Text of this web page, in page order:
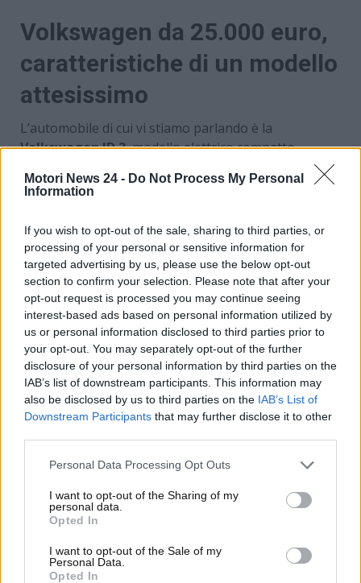
Motori News 24 - Do Not Process My Personal
Information
If you wish to opt-out of the sale, sharing to third parties, or
processing of your personal or sensitive information for
targeted advertising by us, please use the below opt-out
section to confirm your selection. Please note that after your
opt-out request is processed you may continue seeing
interest-based ads based on personal information utilized by
us or personal information disclosed to third parties prior to
your opt-out. You may separately opt-out of the further
disclosure of your personal information by third parties on the
IAB’s list of downstream participants. This information may
also be disclosed by us to third parties on the IAB’s List of
Downstream Participants that may further disclose it to other
Personal Data Processing Opt Outs
I want to opt-out of the Sharing of my
personal data.
Opted In
I want to opt-out of the Sale of my
Personal Data.
Opted In
Volkswagen da 25.000 euro,
caratteristiche di un modello
attesissimo
L’automobile di cui vi stiamo parlando è la
Volkswagen ID.2, modello elettrico compatto
25.000 euro.
Nonostante manchi ancora circa un anno per la
sui social con una livrea camouflage. Le linee
appaiono più alte rispetto a quanto visto sul concept
del 2023, mentre i fari anteriori sono collegati da una
sottile striscia luminosa. Sul posteriore, invece, si
notano gruppi ottici sottili e orizzontali.
Visualizza questo post su Instagram